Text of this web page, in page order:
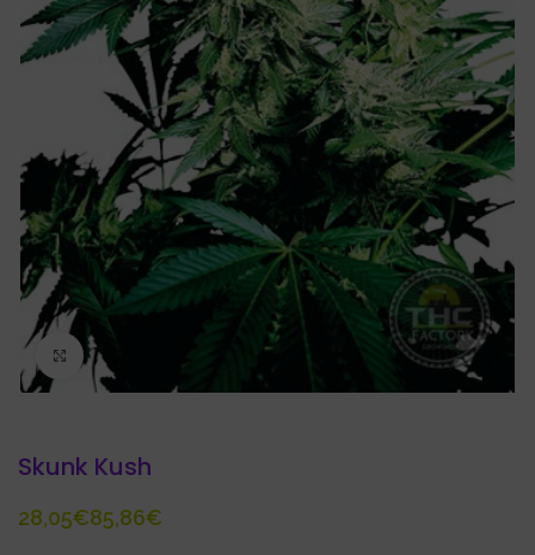
Click to enlarge
Skunk Kush
€ €